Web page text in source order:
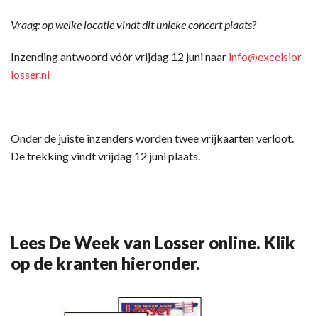
Vraag: op welke locatie vindt dit unieke concert plaats?
Inzending antwoord vóór vrijdag 12 juni naar info@excelsior-
losser.nl
Onder de juiste inzenders worden twee vrijkaarten verloot.
De trekking vindt vrijdag 12 juni plaats.
Lees De Week van Losser online. Klik
op de kranten hieronder.